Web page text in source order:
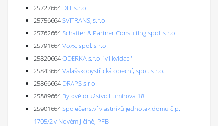
25727664 DHJ s.r.o.
25756664SVITRANS, s.r.o.
25762664Schaffer & Partner Consulting spol. s r.o.
25791664Voxx, spol. s r.o.
25820664ODERKA s.r.o. 'v likvidaci'
25843664Valašskobystřická obecní, spol. s r.o.
25866664 DRAPS s.r.o.
25889664 Bytové družstvo Lumírova 18
25901664Společenství vlastníků jednotek domu č.p.
1705/2 v Novém Jičíně, PFB